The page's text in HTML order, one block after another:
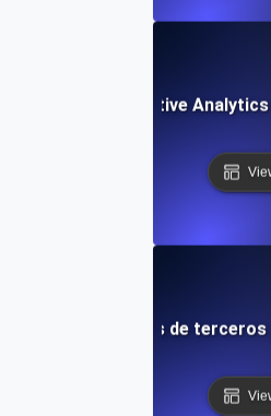
to Use Comparative
herramientas de